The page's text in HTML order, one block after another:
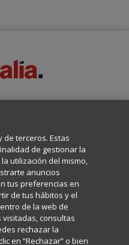
de Hostalia, dirigido por
de terceros. Estas
de gestionar la
utilización del mismo,
anuncios
tus preferencias en
de tus hábitos y el
de la web de
visitadas, consultas
rechazar la
en “Rechazar” o bien